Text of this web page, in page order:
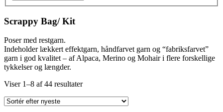
Scrappy Bag/ Kit
Poser med restgarn.
Indeholder lækkert effektgarn, håndfarvet garn og “fabriksfarvet”
garn i god kvalitet – af Alpaca, Merino og Mohair i flere forskellige
tykkelser og længder.
Viser 1–8 af 44 resultaterSorteret